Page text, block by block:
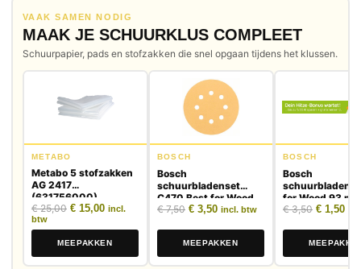
VAAK SAMEN NODIG
MAAK JE SCHUURKLUS COMPLEET
Schuurpapier, pads en stofzakken die snel opgaan tijdens het klussen.
METABO
Metabo 5 stofzakken
AG 2417
(631756000)
€25,00 Oorspronkelijke prijs was: € 25,00.
€ 15,00Huidige prijs is: € 15,00.
incl.
btw
MEEPAKKEN
BOSCH
Bosch
schuurbladenset
C470 Best for Wood
and Paint 125 mm, 5-
€7,50 Oorspronkelijke prijs was: € 7,50.
€ 3,50Huidige prijs is: € 3,50.
incl. btw
MEEPAKKEN
BOSCH
Bosch
for Wood 93 mm
korrel 40 - 5
€3,50 € 1,50